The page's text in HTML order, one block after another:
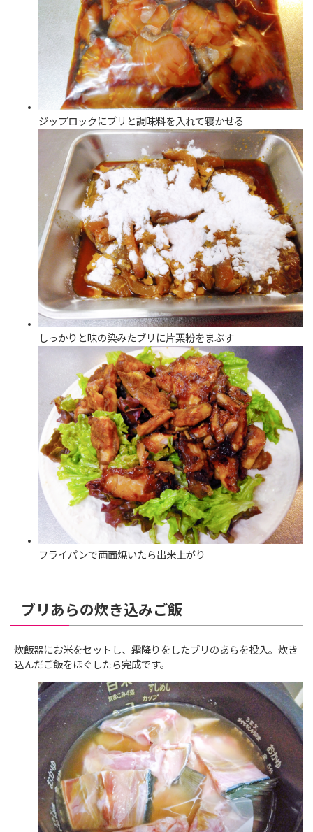
ジップロックにブリと調味料を入れて寝かせる
しっかりと味の染みたブリに片栗粉をまぶす
フライパンで両面焼いたら出来上がり
ブリあらの炊き込みご飯
炊飯器にお米をセットし、霜降りをしたブリのあらを投入。炊き
込んだご飯をほぐしたら完成です。